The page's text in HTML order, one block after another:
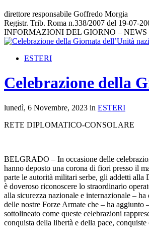
direttore responsabile Goffredo Morgia
Registr. Trib. Roma n.338/2007 del 19-07-
INFORMAZIONI DEL GIORNO –
ESTERI
Celebrazione della
lunedì, 6 Novembre, 2023 in ESTERI
RETE DIPLOMATICO-CONSOLARE
BELGRADO – In occasione delle
hanno deposto una corona di fiori presso il
parte le autorità militari serbe, gli addetti alla
è doveroso riconoscere lo straordinario
alla sicurezza nazionale e internazionale –
delle nostre Forze Armate che – ha
sottolineato come queste celebrazioni
conquista della libertà e della pace,